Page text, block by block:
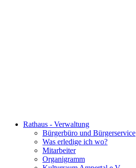
Rathaus - Verwaltung
Bürgerbüro und Bürgerservice
Was erledige ich wo?
Mitarbeiter
Organigramm